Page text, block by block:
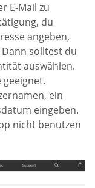
E-Mail zu
du
angeben,
solltest du
auswählen.
geeignet.
ein
eingeben.
nicht benutzen